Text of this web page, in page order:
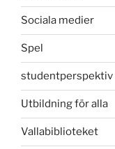
Sociala medier
Spel
studentperspektiv
Utbildning för alla
Vallabiblioteket